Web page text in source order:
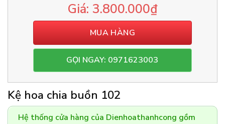
3.800.000₫
MUA HÀNG
GỌI NGAY: 0971623003
Kệ hoa chia buồn 102
Hệ thống cửa hàng của Dienhoathanhcong gồm